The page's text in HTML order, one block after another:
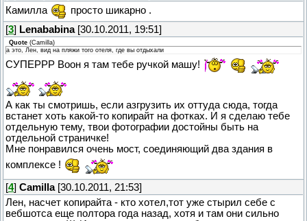
Камилла
просто шикарно .
[3] Lenababina[30.10.2011, 19:51]
Quote (Camilla)
а это, Лен, вид на пляжи того отеля, где вы отдыхали
СУПЕРРР Воон я там тебе ручкой машу!
А как ты смотришь, если азгрузить их оттуда сюда, тогда
встанет хоть какой-то копирайт на фотках. И я сделаю тебе
отдельную тему, твои фотографии достойны быть на
отдельной страничке!
Мне понравился очень мост, соединяющий два здания в
комплексе !
[4] Camilla[30.10.2011, 21:53]
Лен, насчет копирайта - кто хотел,тот уже стырил себе с
вебшотса еще полтора года назад, хотя и там они сильно